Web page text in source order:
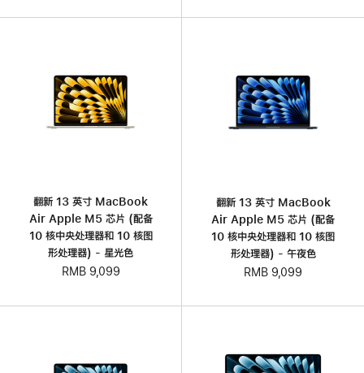
翻新 13 英寸 MacBook
Air Apple M5 芯片 (配备
10 核中央处理器和 10 核图
形处理器) - 星光色
RMB 9,099
翻新 13 英寸 MacBook
Air Apple M5 芯片 (配备
10 核中央处理器和 10 核图
形处理器) - 午夜色
RMB 9,099